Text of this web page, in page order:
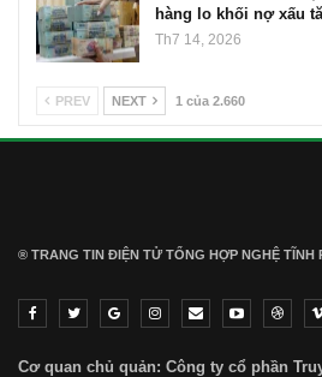
hàng lo khối nợ xấu
Th7 14, 2026
PREV NEXT 1 của 2.660
® TRANG TIN ĐIỆN TỬ ТỔNG HỢP NGHỆ TĨNH
Cơ quan chủ quản: Công ty cổ phần